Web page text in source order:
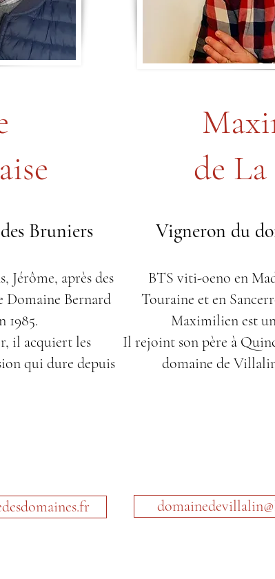
Bruniers
Jérôme, après des
Domaine Bernard
1985.
il acquiert les
qui dure depuis
de
Vigneron du
BTS viti-oeno en
Touraine et en
Maximilien est
Il rejoint son père à
domaine de